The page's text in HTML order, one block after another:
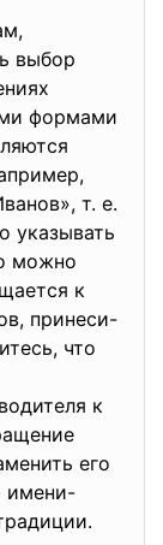
выбор
формами
т. е.
указывать
можно
к
принеси-
что
к
его
имени-